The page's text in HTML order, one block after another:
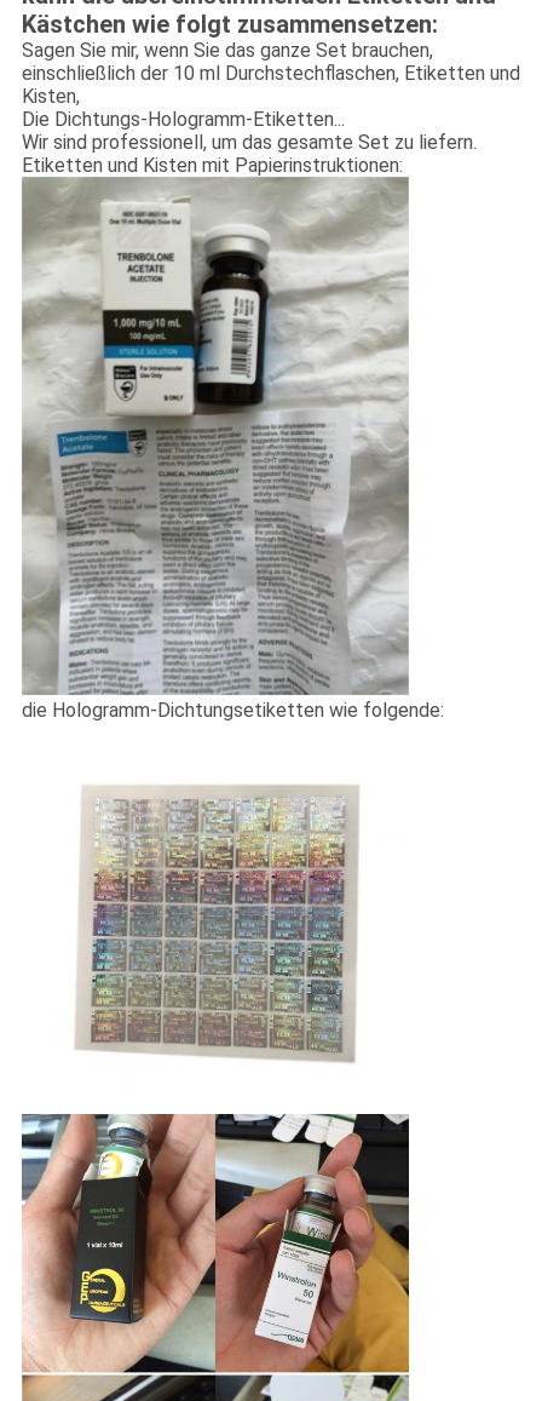
Kästchen wie folgt zusammensetzen:
Sagen Sie mir, wenn Sie das ganze Set brauchen,
einschließlich der 10 ml Durchstechflaschen, Etiketten und
Kisten,
Die Dichtungs-Hologramm-Etiketten...
Wir sind professionell, um das gesamte Set zu liefern.
Etiketten und Kisten mit Papierinstruktionen:
die Hologramm-Dichtungsetiketten wie folgende: